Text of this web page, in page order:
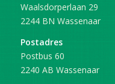
Waalsdorperlaan 29
2244 BN Wassenaar
Postadres
Postbus 60
2240 AB Wassenaar